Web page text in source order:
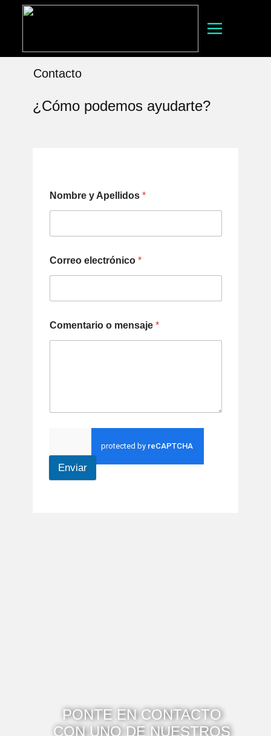
Contacto
¿Cómo podemos ayudarte?
Nombre y Apellidos *
Correo electrónico *
Comentario o mensaje *
Enviar
PONTE EN CONTACTO
CON UNO DE NUESTROS